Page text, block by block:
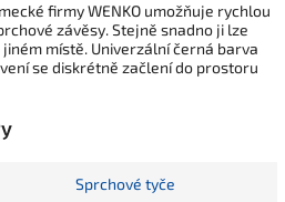
firmy WENKO umožňuje rychlou
závěsy. Stejně snadno ji lze
místě. Univerzální černá barva
se diskrétně začlení do prostoru
Sprchové tyče